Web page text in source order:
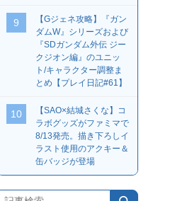
9
【Gジェネ攻略】『ガン
ダムW』シリーズおよび
『SDガンダム外伝 ジー
クジオン編』のユニッ
ト/キャラクター調整ま
とめ【プレイ日記#61】
10
【SAO×結城さくな】コ
ラボグッズがファミマで
8/13発売。描き下ろしイ
ラスト使用のアクキー＆
缶バッジが登場